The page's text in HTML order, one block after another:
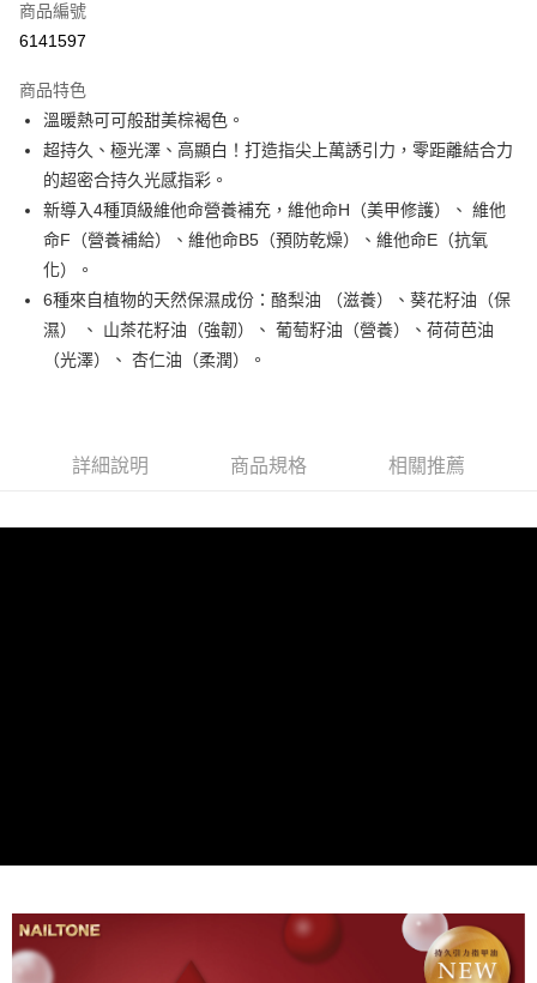
超商取貨付款
Apple Pay
街口支付
悠遊付
運送方式
全家取貨付款
每筆NT$80，滿NT$499(含以上)免運費
商品編號
6141597
商品特色
溫暖熱可可般甜美棕褐色。
超持久、極光澤、高顯白！打造指尖上萬誘引力，零距離結合力
的超密合持久光感指彩。
新導入4種頂級維他命營養補充，維他命H（美甲修護）、 維他
命F（營養補給）、維他命B5（預防乾燥）、維他命E（抗氧
化）。
6種來自植物的天然保濕成份：酪梨油 （滋養）、葵花籽油（保
濕） 、 山茶花籽油（強韌）、 葡萄籽油（營養）、荷荷芭油
（光澤）、 杏仁油（柔潤）。
詳細說明 商品規格 相關推薦